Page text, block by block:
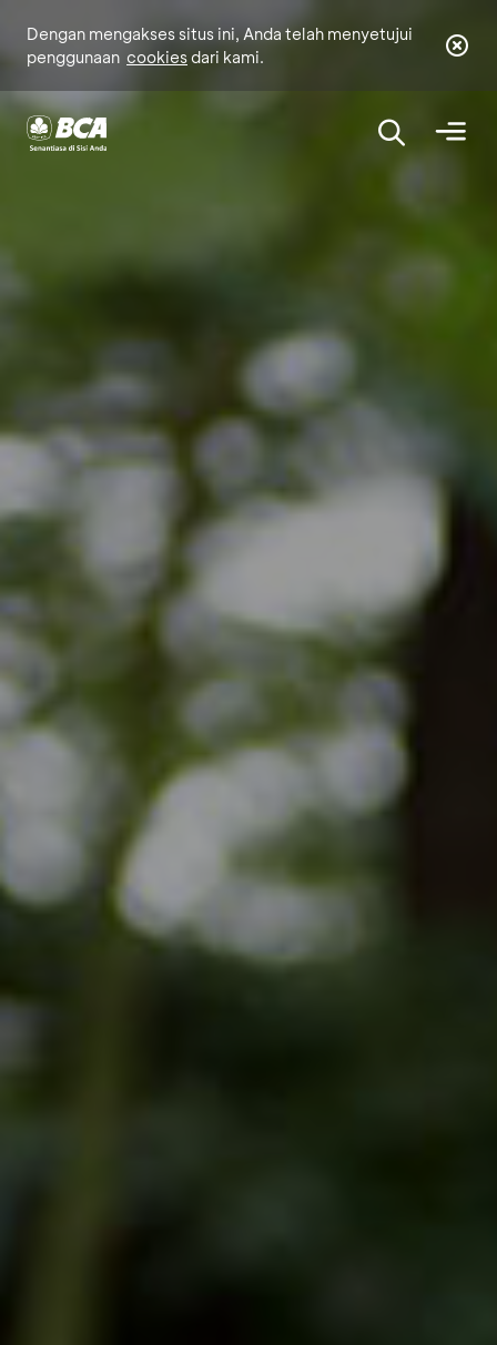
Dengan mengakses situs ini, Anda telah menyetujui
penggunaan cookiesdari kami.